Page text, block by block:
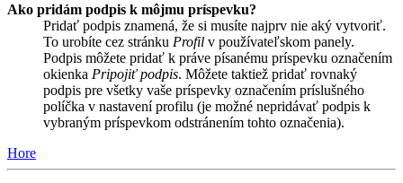
Ako pridám podpis k môjmu príspevku?
Pridať podpis znamená, že si musíte najprv nie aký vytvoriť.
To urobíte cez stránku Profil v používateľskom panely.
Podpis môžete pridať k práve písanému príspevku označením
okienka Pripojiť podpis. Môžete taktiež pridať rovnaký
podpis pre všetky vaše príspevky označením príslušného
políčka v nastavení profilu (je možné nepridávať podpis k
vybraným príspevkom odstránením tohto označenia).
Hore